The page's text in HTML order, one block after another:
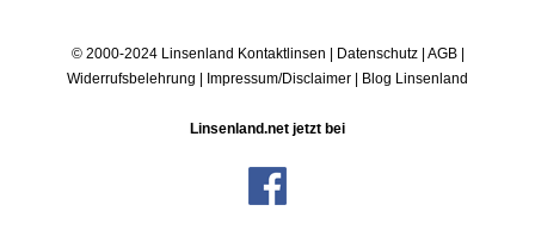
© 2000-2024 Linsenland Kontaktlinsen | Datenschutz| AGB|
Widerrufsbelehrung | Impressum/Disclaimer | Blog Linsenland
Linsenland.net jetzt bei